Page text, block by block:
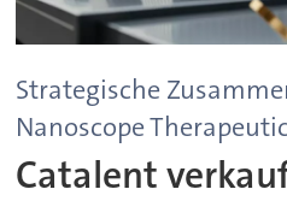
Strategische
Nanoscope
Catalent